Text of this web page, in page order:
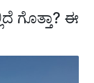
ಗೊತ್ತಾ? ಈ